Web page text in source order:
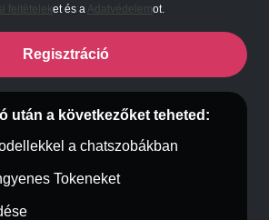
feltételeket és aAdatvédelemot.
Regisztráció
után a következőket teheted:
a chatszobákban
Tokeneket